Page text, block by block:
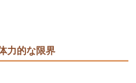
力的な限界